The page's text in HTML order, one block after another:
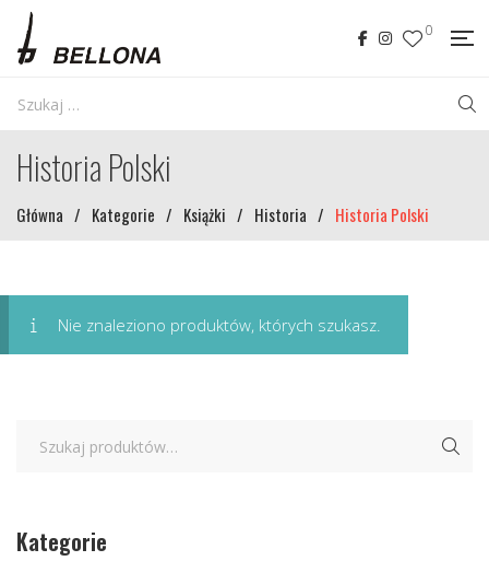
0
Historia Polski
Główna / Kategorie / Książki / Historia / Historia Polski
Nie znaleziono produktów, których szukasz.
Kategorie